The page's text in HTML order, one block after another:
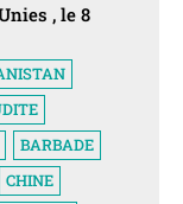
, le 8
BARBADE
CHINE